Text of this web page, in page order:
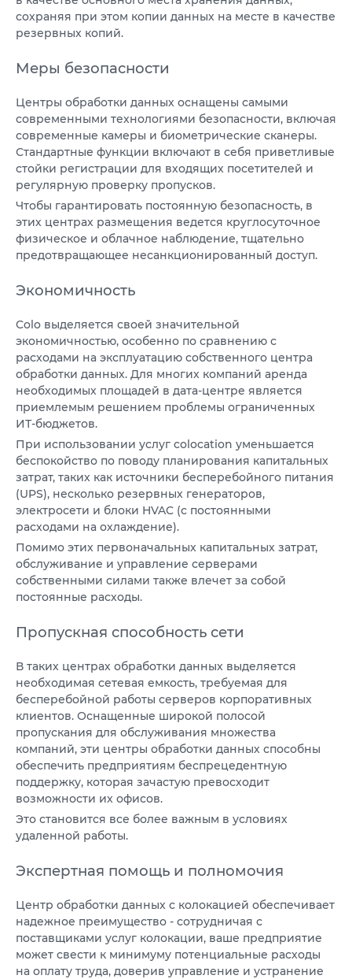
сохраняя при этом копии данных на месте в качестве
резервных копий.
Меры безопасности
Центры обработки данных оснащены самыми
современными технологиями безопасности, включая
современные камеры и биометрические сканеры.
Стандартные функции включают в себя приветливые
стойки регистрации для входящих посетителей и
регулярную проверку пропусков.
Чтобы гарантировать постоянную безопасность, в
этих центрах размещения ведется круглосуточное
физическое и облачное наблюдение, тщательно
предотвращающее несанкционированный доступ.
Экономичность
Colo выделяется своей значительной
экономичностью, особенно по сравнению с
расходами на эксплуатацию собственного центра
обработки данных. Для многих компаний аренда
необходимых площадей в дата-центре является
приемлемым решением проблемы ограниченных
ИТ-бюджетов.
При использовании услуг colocation уменьшается
беспокойство по поводу планирования капитальных
затрат, таких как источники бесперебойного питания
(UPS), несколько резервных генераторов,
электросети и блоки HVAC (с постоянными
расходами на охлаждение).
Помимо этих первоначальных капитальных затрат,
обслуживание и управление серверами
собственными силами также влечет за собой
постоянные расходы.
Пропускная способность сети
В таких центрах обработки данных выделяется
необходимая сетевая емкость, требуемая для
бесперебойной работы серверов корпоративных
клиентов. Оснащенные широкой полосой
пропускания для обслуживания множества
компаний, эти центры обработки данных способны
обеспечить предприятиям беспрецедентную
поддержку, которая зачастую превосходит
возможности их офисов.
Это становится все более важным в условиях
удаленной работы.
Экспертная помощь и полномочия
Центр обработки данных с колокацией обеспечивает
надежное преимущество - сотрудничая с
поставщиками услуг колокации, ваше предприятие
может свести к минимуму потенциальные расходы
на оплату труда, доверив управление и устранение